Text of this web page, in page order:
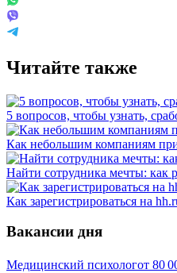
Читайте также
5 вопросов, чтобы узнать,
Как небольшим компаниям
Найти сотрудника мечты: как
Как зарегистрироваться на
Вакансии дня
Медицинский психологот 80